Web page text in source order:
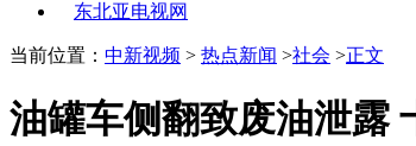
东北亚电视网
当前位置： 中新视频 > 热点新闻 >社会 >正文
油罐车侧翻致废油泄露